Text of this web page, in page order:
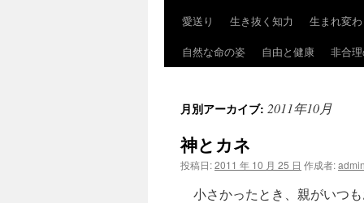
へ
ス
愛送り
生き抜く知力
生まれ変
自然な命の姿
自由と健康 非合
月別アーカイブ: 2011年10月
神とカネ
投稿日:2011 年 10 月 25 日 作成者:
小さかったとき、親がいつ